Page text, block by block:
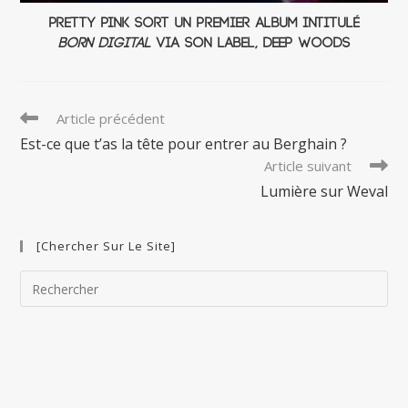
Pretty Pink sort un premier album intitulé
Born Digitalvia son label, Deep Woods
Read
more
articles
Article précédent
Est-ce que t’as la tête pour entrer au Berghain ?
Article suivant
Lumière sur Weval
[Chercher Sur Le Site]